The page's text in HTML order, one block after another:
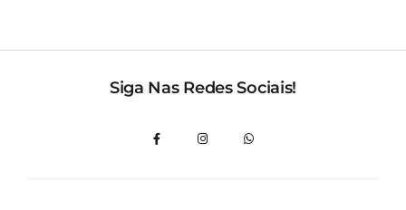
Siga Nas Redes Sociais!